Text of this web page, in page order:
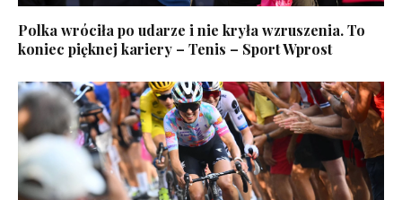
Polka wróciła po udarze i nie kryła wzruszenia. To
koniec pięknej kariery – Tenis – Sport Wprost